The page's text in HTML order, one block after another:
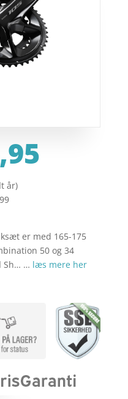
år)
er med 165-175
50 og 34
Sh… … læs mere her